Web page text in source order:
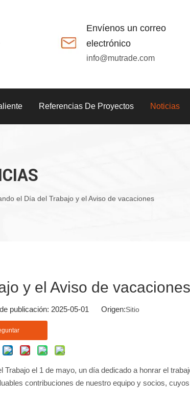
Envíenos un correo
electrónico
info@mutrade.com
Referencias De Proyectos Noticias
el Día del Trabajo y el Aviso de vacaciones
y el Aviso de vacaciones
publicación: 2025-05-01 Origen:Sitio
el 1 de mayo, un día dedicado a honrar el
contribuciones de nuestro equipo y socios,